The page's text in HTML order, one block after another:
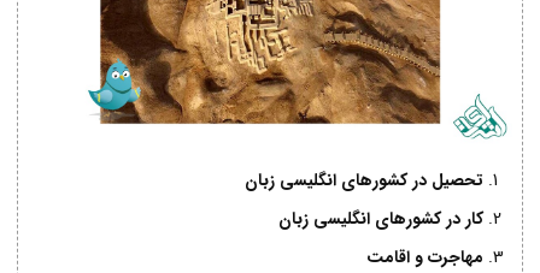
تحصیل در کشورهای انگلیسی زبان
کار در کشورهای انگلیسی زبان
مهاجرت و اقامت